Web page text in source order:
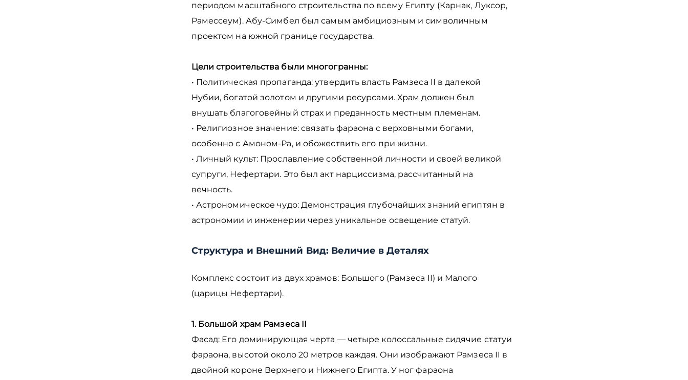
периодом масштабного строительства по всему Египту (Карнак, Луксор,
Рамессеум). Абу-Симбел был самым амбициозным и символичным
проектом на южной границе государства.
Цели строительства были многогранны:
• Политическая пропаганда: утвердить власть Рамзеса II в далекой
Нубии, богатой золотом и другими ресурсами. Храм должен был
внушать благоговейный страх и преданность местным племенам.
• Религиозное значение: связать фараона с верховными богами,
особенно с Амоном-Ра, и обожествить его при жизни.
• Личный культ: Прославление собственной личности и своей великой
супруги, Нефертари. Это был акт нарциссизма, рассчитанный на
вечность.
• Астрономическое чудо: Демонстрация глубочайших знаний египтян в
астрономии и инженерии через уникальное освещение статуй.
Структура и Внешний Вид: Величие в Деталях
Комплекс состоит из двух храмов: Большого (Рамзеса II) и Малого
(царицы Нефертари).
1. Большой храм Рамзеса II
Фасад: Его доминирующая черта — четыре колоссальные сидячие статуи
фараона, высотой около 20 метров каждая. Они изображают Рамзеса II в
двойной короне Верхнего и Нижнего Египта. У ног фараона